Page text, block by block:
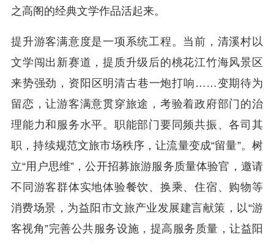
之高阁的经典文学作品活起来。
提升游客满意度是一项系统工程。当前，清溪村以
文学闯出新赛道，提质升级后的桃花江竹海风景区
来势强劲，资阳区明清古巷一炮打响……变期待为
留恋，让游客满意贯穿旅途，考验着政府部门的治
理能力和服务水平。职能部门要同频共振、各司其
职，持续规范文旅市场秩序，让流量变成“留量”。树
立“用户思维”，公开招募旅游服务质量体验官，邀请
不同游客群体实地体验餐饮、换乘、住宿、购物等
消费场景，为益阳市文旅产业发展建言献策，以“游
客视角”完善公共服务设施，提高服务质量，让益阳